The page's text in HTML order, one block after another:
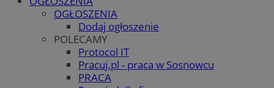
OGŁOSZENIA
Dodaj ogłoszenie
POLECAMY
Protocol IT
Pracuj.pl - praca w Sosnowcu
PRACA